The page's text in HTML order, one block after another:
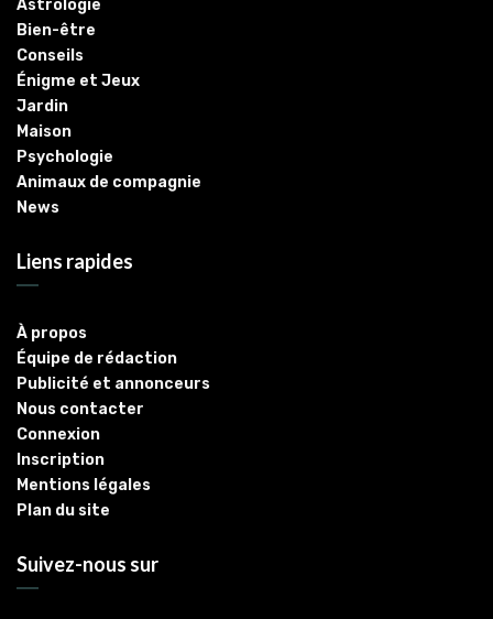
Astrologie
Bien-être
Conseils
Énigme et Jeux
Jardin
Maison
Psychologie
Animaux de compagnie
News
Liens rapides
À propos
Équipe de rédaction
Publicité et annonceurs
Nous contacter
Connexion
Inscription
Mentions légales
Plan du site
Suivez-nous sur